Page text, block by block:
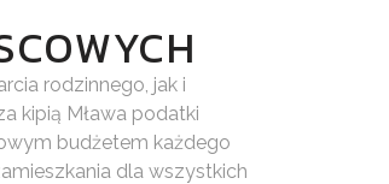
rodzinnego, jak i
kipią Mława podatki
budżetem każdego
dla wszystkich